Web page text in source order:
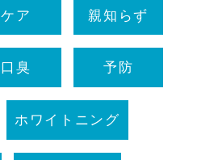
ケア 親知らず
口臭 予防
ホワイトニング